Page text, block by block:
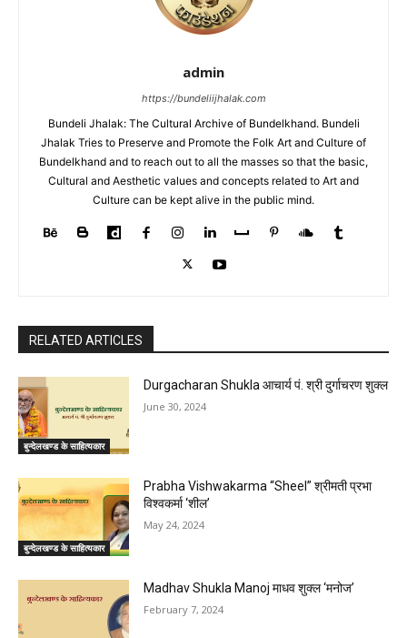
admin
https://bundeliijhalak.com
Bundeli Jhalak: The Cultural Archive of Bundelkhand. Bundeli
Jhalak Tries to Preserve and Promote the Folk Art and Culture of
Bundelkhand and to reach out to all the masses so that the basic,
Cultural and Aesthetic values and concepts related to Art and
Culture can be kept alive in the public mind.
RELATED ARTICLES
बुन्देलखण्ड के साहित्यकार
Durgacharan Shukla आचार्य पं. श्री दुर्गाचरण शुक्ल
June 30, 2024
बुन्देलखण्ड के साहित्यकार
Prabha Vishwakarma “Sheel” श्रीमती प्रभा
विश्वकर्मा ‘शील’
May 24, 2024
Madhav Shukla Manoj माधव शुक्ल ‘मनोज’
February 7, 2024